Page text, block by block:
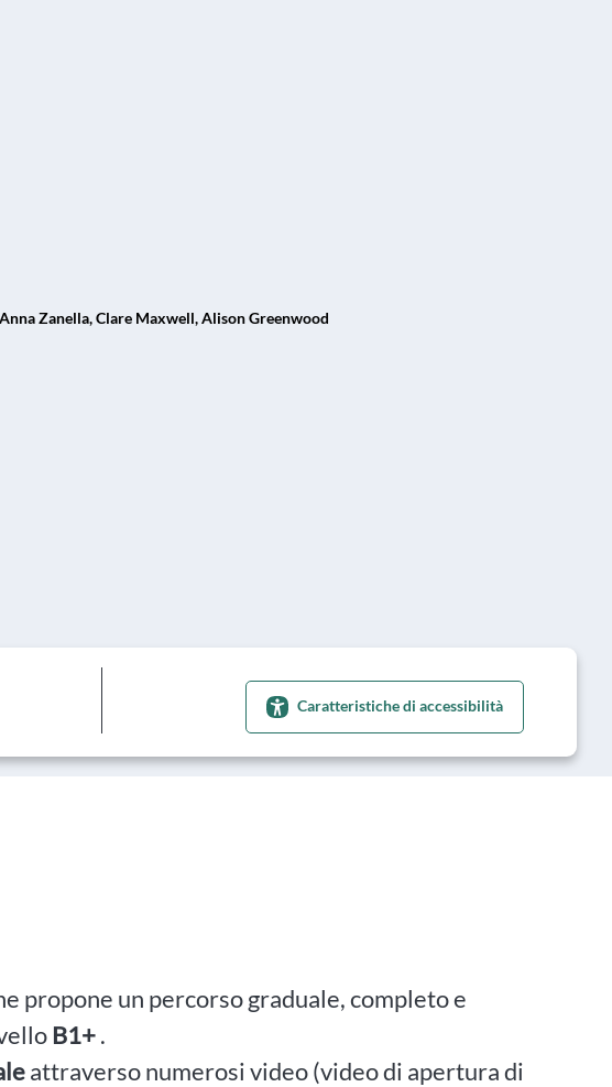
Zanella, Clare Maxwell, Alison Greenwood
Caratteristiche di accessibilità
propone un percorso graduale, completo e
B1+.
attraverso numerosi video (video di apertura di